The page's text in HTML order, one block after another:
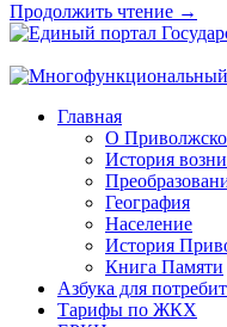
Продолжить чтение →
Главная
О
История
География
Население
История
Книга Памяти
Азбука для
Тарифы по ЖКХ